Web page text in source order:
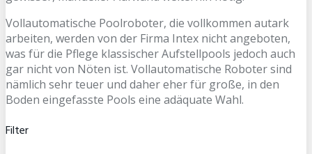
Vollautomatische Poolroboter, die vollkommen autark
arbeiten, werden von der Firma Intex nicht angeboten,
was für die Pflege klassischer Aufstellpools jedoch auch
gar nicht von Nöten ist. Vollautomatische Roboter sind
nämlich sehr teuer und daher eher für große, in den
Boden eingefasste Pools eine adäquate Wahl.
Filter